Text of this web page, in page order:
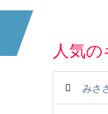
人気
みさ